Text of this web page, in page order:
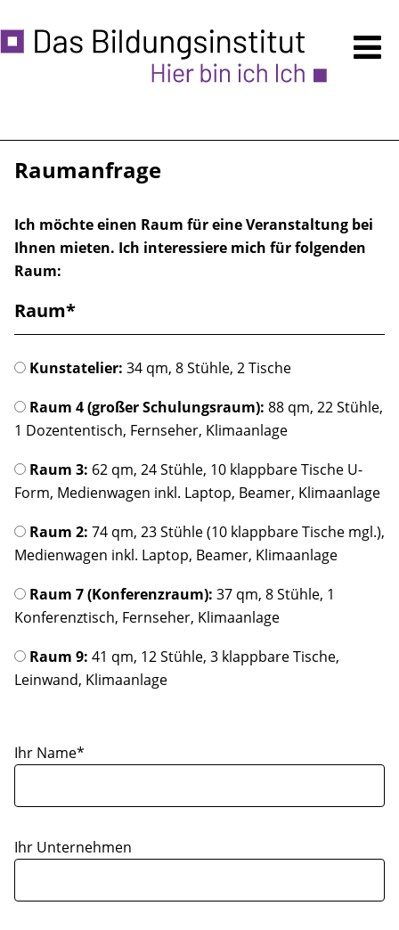
Kursprogramm
Ermäßigungen
Unsere Räume - auch VERMIETUNG
Raumanfrage
Zugänglichkeit
Häufige Fragen
Hinweise
Kontakt
Kooperationsmitglieder
Suche
Raumanfrage
Ich möchte einen Raum für eine Veranstaltung bei
Ihnen mieten. Ich interessiere mich für folgenden
Raum:
Raum*
Kunstatelier: 34 qm, 8 Stühle, 2 Tische
Raum 4 (großer Schulungsraum): 88 qm, 22 Stühle,
1 Dozententisch, Fernseher, Klimaanlage
Raum 3: 62 qm, 24 Stühle, 10 klappbare Tische U-
Form, Medienwagen inkl. Laptop, Beamer, Klimaanlage
Raum 2: 74 qm, 23 Stühle (10 klappbare Tische mgl.),
Medienwagen inkl. Laptop, Beamer, Klimaanlage
Raum 7 (Konferenzraum): 37 qm, 8 Stühle, 1
Konferenztisch, Fernseher, Klimaanlage
Raum 9: 41 qm, 12 Stühle, 3 klappbare Tische,
Leinwand, Klimaanlage
Ihr Name*
Ihr Unternehmen